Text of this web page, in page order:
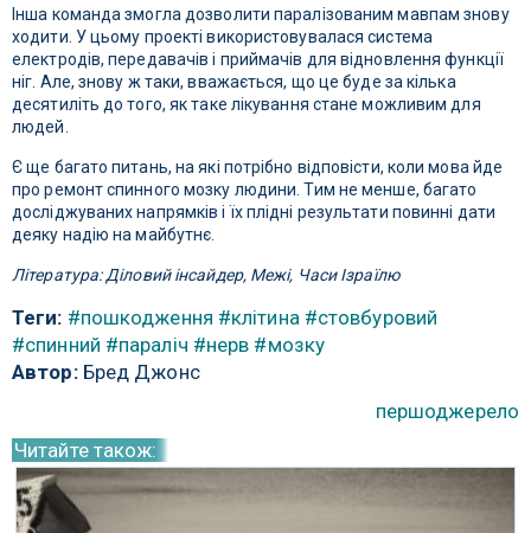
Інша команда змогла дозволити паралізованим мавпам знову
ходити. У цьому проекті використовувалася система
електродів, передавачів і приймачів для відновлення функції
ніг. Але, знову ж таки, вважається, що це буде за кілька
десятиліть до того, як таке лікування стане можливим для
людей.
Є ще багато питань, на які потрібно відповісти, коли мова йде
про ремонт спинного мозку людини. Тим не менше, багато
досліджуваних напрямків і їх плідні результати повинні дати
деяку надію на майбутнє.
Література: Діловий інсайдер, Межі, Часи Ізраїлю
Теги: #пошкодження #клітина #стовбуровий
#спинний #параліч #нерв #мозку
Автор:Бред Джонс
першоджерело
Читайте також: